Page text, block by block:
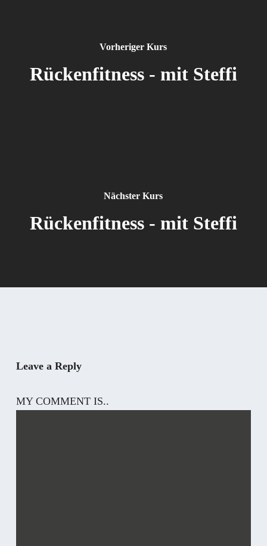
Vorheriger Kurs
Rückenfitness - mit Steffi
Nächster Kurs
Rückenfitness - mit Steffi
Leave a Reply
MY COMMENT IS..